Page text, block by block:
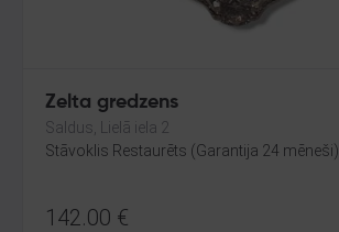
Zelta gredzens
Saldus, Lielā iela 2
Stāvoklis Restaurēts (Garantija 24 mēneši)
142.00 €